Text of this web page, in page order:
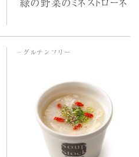
グルテンフリー